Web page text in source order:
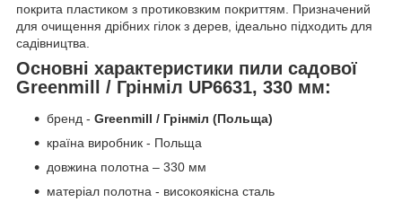
покрита пластиком з протиковзким покриттям. Призначений
для очищення дрібних гілок з дерев, ідеально підходить для
садівництва.
Основні характеристики пили садової
Greenmill / Грінміл UP6631, 330 мм:
бренд - Greenmill / Грінміл (Польща)
країна виробник - Польща
довжина полотна – 330 мм
матеріал полотна - високоякісна сталь